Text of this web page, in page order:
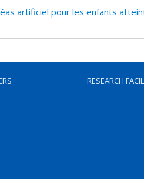
artificiel pour les enfants
RESEARCH